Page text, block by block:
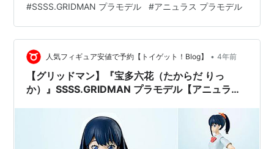
セット☆ 「パッケージ」は、「TRIGGER」による新規描
き下ろしイラストを使用♪ 完成時のサイズは、 ノンスケ
ールの全高：約15cm。 原型制作は「アニュラス」。
（…
#SSSS.GRIDMAN プラモデル #アニュラス プラモデル
人気フィギュア安値で予約【トイゲット！Blog】 • 4年前
【グリッドマン】『宝多六花（たからだ りっ
か）』SSSS.GRIDMAN プラモデル【アニュラ